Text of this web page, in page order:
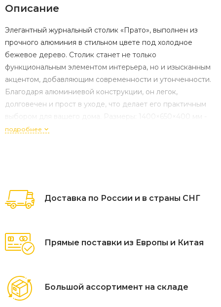
Описание
Элегантный журнальный столик «Прато», выполнен из
прочного алюминия в стильном цвете под холодное
бежевое дерево. Столик станет не только
функциональным элементом интерьера, но и изысканным
акцентом, добавляющим современности и утонченности.
Благодаря алюминиевой конструкции, он легок,
долговечен и прост в уходе, что делает его практичным
выбором для вашего дома. Размеры: 1400×650×400 мм -
идеально подходят для создания уютной зоны отдыха.
подробнее
Доставка по России и в страны СНГ
Прямые поставки из Европы и Китая
Большой ассортимент на складе